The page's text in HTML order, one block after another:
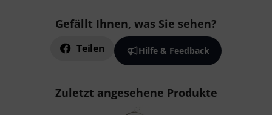
Gefällt Ihnen, was Sie sehen?
Teilen Hilfe & Feedback
Zuletzt angesehene Produkte